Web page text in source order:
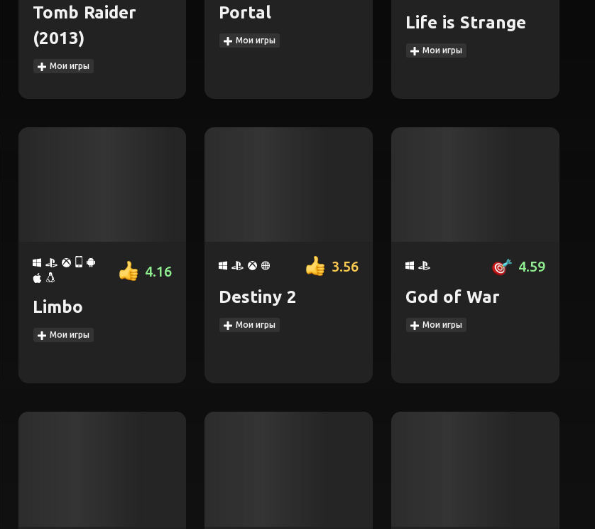
Tomb Raider
(2013)
Мои игры
Portal
Мои игры
Life is Strange
Мои игры
4.16
Limbo
Мои игры
3.56
Destiny 2
Мои игры
4.59
God of War
Мои игры